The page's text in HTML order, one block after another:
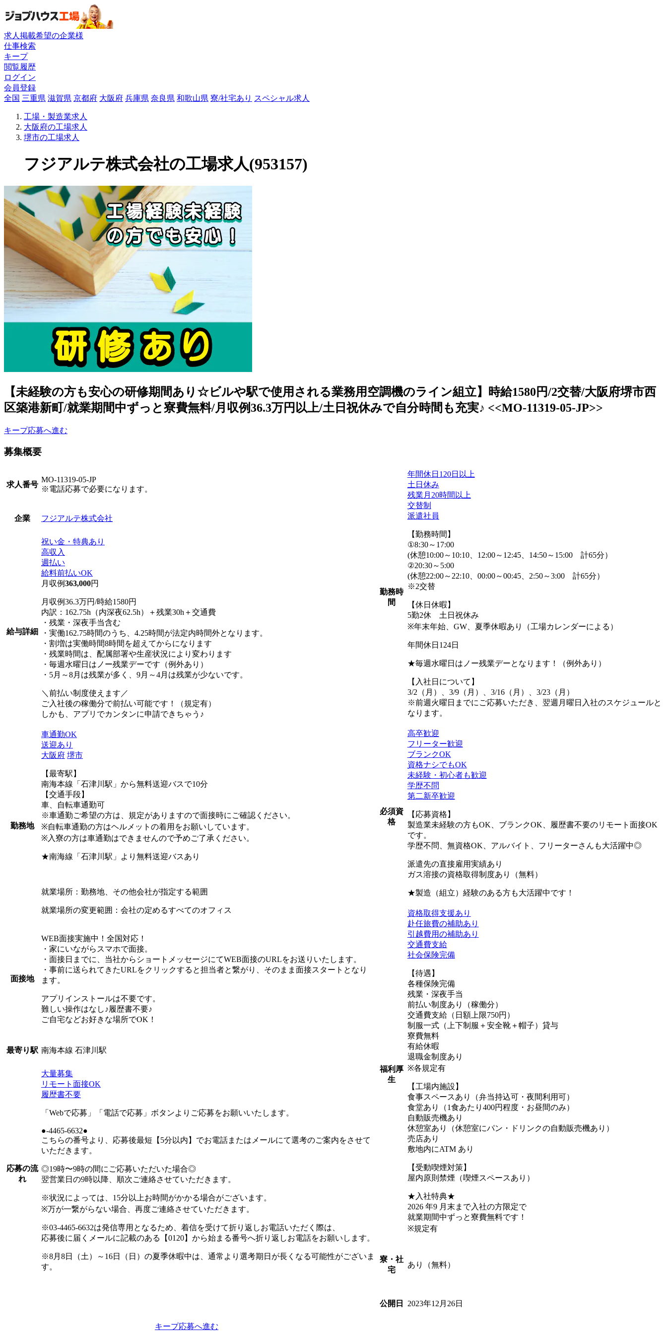
求人掲載希望の企業様
仕事検索
キープ
閲覧履歴
ログイン
会員登録
全国 三重県 滋賀県 京都府 大阪府 兵庫県 奈良県 和歌山県 寮/社宅あり スペシャル求人
工場・製造業求人
大阪府の工場求人
堺市の工場求人
フジアルテ株式会社の工場求人(953157)
【未経験の方も安心の研修期間あり☆ビルや駅で使用される業務用空調機のライン組立】時給1580円/2交替/大阪府堺市西
区築港新町/就業期間中ずっと寮費無料/月収例36.3万円以上/土日祝休みで自分時間も充実♪ <<MO-11319-05-JP>>
キープ応募へ進む
募集概要
求人番号
MO-11319-05-JP
※電話応募で必要になります。
企業 フジアルテ株式会社
給与詳細
祝い金・特典あり
高収入
週払い
給料前払いOK
月収例363,000円
月収例36.3万円/時給1580円
内訳：162.75h（内深夜62.5h）＋残業30h＋交通費
・残業・深夜手当含む
・実働162.75時間のうち、4.25時間が法定内時間外となります。
・割増は実働時間8時間を超えてからになります
・残業時間は、配属部署や生産状況により変わります
・毎週水曜日はノー残業デーです（例外あり）
・5月～8月は残業が多く、9月～4月は残業が少ないです。
＼前払い制度使えます／
ご入社後の稼働分で前払い可能です！（規定有）
しかも、アプリでカンタンに申請できちゃう♪
勤務地
車通勤OK
送迎あり
大阪府 堺市
【最寄駅】
南海本線「石津川駅」から無料送迎バスで10分
【交通手段】
車、自転車通勤可
※車通勤ご希望の方は、規定がありますので面接時にご確認ください。
※自転車通勤の方はヘルメットの着用をお願いしています。
※入寮の方は車通勤はできませんので予めご了承ください。
★南海線「石津川駅」より無料送迎バスあり
就業場所：勤務地、その他会社が指定する範囲
就業場所の変更範囲：会社の定めるすべてのオフィス
面接地
WEB面接実施中！全国対応！
・家にいながらスマホで面接。
・面接日までに、当社からショートメッセージにてWEB面接のURLをお送りいたします。
・事前に送られてきたURLをクリックすると担当者と繋がり、そのまま面接スタートとなり
ます。
アプリインストールは不要です。
難しい操作はなし♪履歴書不要♪
ご自宅などお好きな場所でOK！
最寄り駅 南海本線 石津川駅
応募の流
れ
大量募集
リモート面接OK
履歴書不要
「Webで応募」「電話で応募」ボタンよりご応募をお願いいたします。
●-4465-6632●
こちらの番号より、応募後最短【5分以内】でお電話またはメールにて選考のご案内をさせて
いただきます。
◎19時〜9時の間にご応募いただいた場合◎
翌営業日の9時以降、順次ご連絡させていただきます。
※状況によっては、15分以上お時間がかかる場合がございます。
※万が一繋がらない場合、再度ご連絡させていただきます。
※03-4465-6632は発信専用となるため、着信を受けて折り返しお電話いただく際は、
応募後に届くメールに記載のある【0120】から始まる番号へ折り返しお電話をお願いします。
※8月8日（土）～16日（日）の夏季休暇中は、通常より選考期日が長くなる可能性がございま
す。
勤務時
間
年間休日120日以上
土日休み
残業月20時間以上
交替制
派遣社員
【勤務時間】
①8:30～17:00
(休憩10:00～10:10、12:00～12:45、14:50～15:00 計65分）
②20:30～5:00
(休憩22:00～22:10、00:00～00:45、2:50～3:00 計65分）
※2交替
【休日休暇】
5勤2休 土日祝休み
※年末年始、GW、夏季休暇あり（工場カレンダーによる）
年間休日124日
★毎週水曜日はノー残業デーとなります！（例外あり）
【入社日について】
3/2（月）、3/9（月）、3/16（月）、3/23（月）
※前週火曜日までにご応募いただき、翌週月曜日入社のスケジュールと
なります。
必須資
格
高卒歓迎
フリーター歓迎
ブランクOK
資格ナシでもOK
未経験・初心者も歓迎
学歴不問
第二新卒歓迎
【応募資格】
製造業未経験の方もOK、ブランクOK、履歴書不要のリモート面接OK
です。
学歴不問、無資格OK、アルバイト、フリーターさんも大活躍中◎
派遣先の直接雇用実績あり
ガス溶接の資格取得制度あり（無料）
★製造（組立）経験のある方も大活躍中です！
福利厚
生
資格取得支援あり
赴任旅費の補助あり
引越費用の補助あり
交通費支給
社会保険完備
【待遇】
各種保険完備
残業・深夜手当
前払い制度あり（稼働分）
交通費支給（日額上限750円）
制服一式（上下制服＋安全靴＋帽子）貸与
寮費無料
有給休暇
退職金制度あり
※各規定有
【工場内施設】
食事スペースあり（弁当持込可・夜間利用可）
食堂あり（1食あたり400円程度・お昼間のみ）
自動販売機あり
休憩室あり（休憩室にパン・ドリンクの自動販売機あり）
売店あり
敷地内にATM あり
【受動喫煙対策】
屋内原則禁煙（喫煙スペースあり）
★入社特典★
2026 年9 月末まで入社の方限定で
就業期間中ずっと寮費無料です！
※規定有
寮・社
宅
あり（無料）
公開日 2023年12月26日
キープ応募へ進む